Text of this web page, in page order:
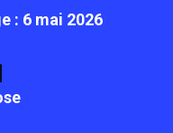
: 6 mai 2026